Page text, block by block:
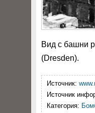
Вид с башни
(Dresden).
Источник:
Источник
Категория: